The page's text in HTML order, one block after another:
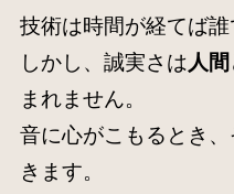
技術は時間が経てば誰
しかし、誠実さは人
まれません。
音に心がこもるとき
きます。